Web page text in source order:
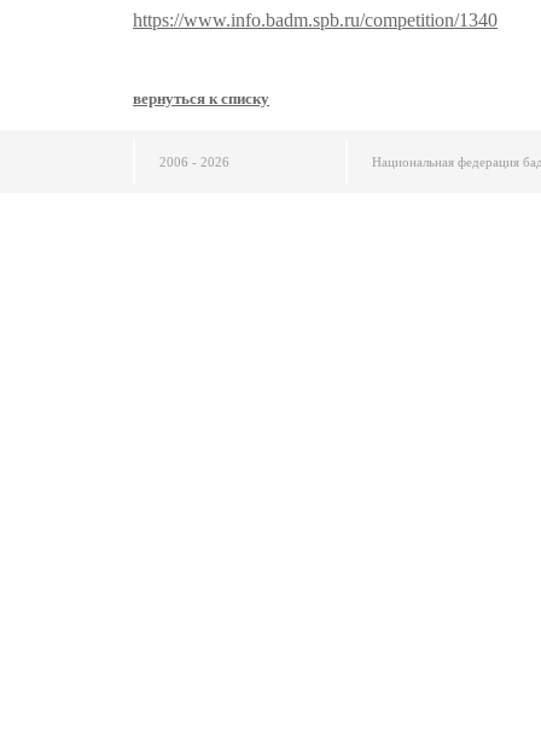
https://www.info.badm.spb.ru/competition/1340
вернуться к списку
2006 - 2026 Национальная федерация